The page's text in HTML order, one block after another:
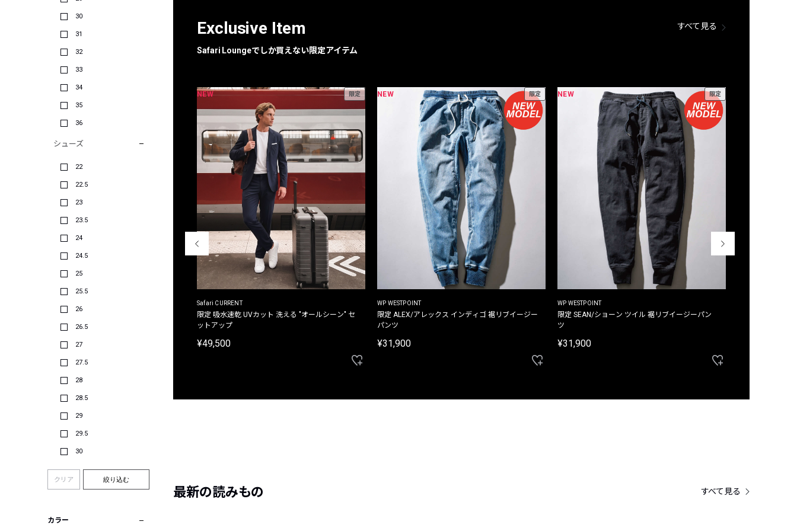
30
31
32
33
34
35
36
シューズ
22
22.5
23
23.5
24
24.5
25
25.5
26
26.5
27
27.5
28
28.5
29
29.5
30
クリア 絞り込む
カラー
Exclusive Item
Safari Loungeでしか買えない限定アイテム
すべて見る
別注限定 フード付き チェックシャツジャケット
NEW 限定
Safari CURRENT
限定 吸水速乾 UVカット 洗える "オールシーン" セ
ットアップ
¥49,500
NEW 限定
WP WESTPOINT
限定 ALEX/アレックス インディゴ 裾リブイージー
パンツ
¥31,900
NEW 限定
WP WESTPOINT
限定 SEAN/ショーン ツイル 裾リブイージーパン
ツ
¥31,900
最新の読みもの すべて見る